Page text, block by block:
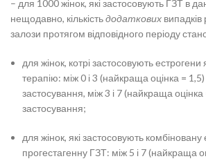
– для 1000 жінок, які застосовують ГЗТ в
нещодавно, кількістьдодаткових
залози протягом відповідного періоду
для жінок, котрі застосовують
терапію: між 0 і 3 (найкраща оцінка =
застосування, між 3 і 7 (найкраща
застосування;
для жінок, які застосовують комбіновану
прогестагенну ГЗТ: між 5 і 7 (найкраща